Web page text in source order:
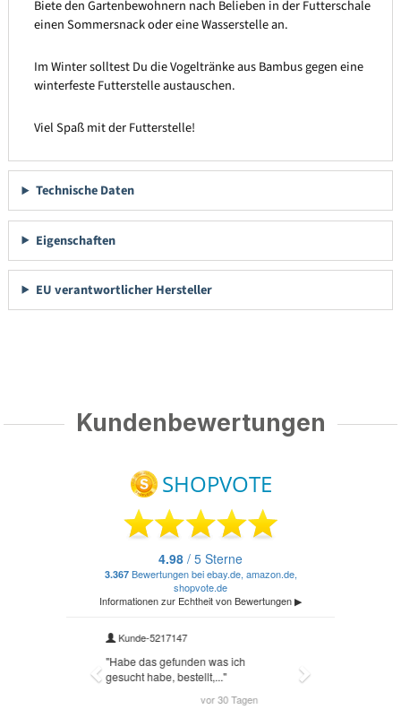
Biete den Gartenbewohnern nach Belieben in der Futterschale
einen Sommersnack oder eine Wasserstelle an.
Im Winter solltest Du die Vogeltränke aus Bambus gegen eine
winterfeste Futterstelle austauschen.
Viel Spaß mit der Futterstelle!
Technische Daten
Eigenschaften
EU verantwortlicher Hersteller
Kundenbewertungen